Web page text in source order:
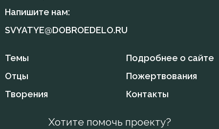
Оскорбление
Осуждение
Отчаяние
Очищение
Напишите нам:
SVYATYE@DOBROEDELO.RU
Темы
Отцы
Творения
Подробнее о сайте
Пожертвования
Контакты
Хотите помочь проекту?